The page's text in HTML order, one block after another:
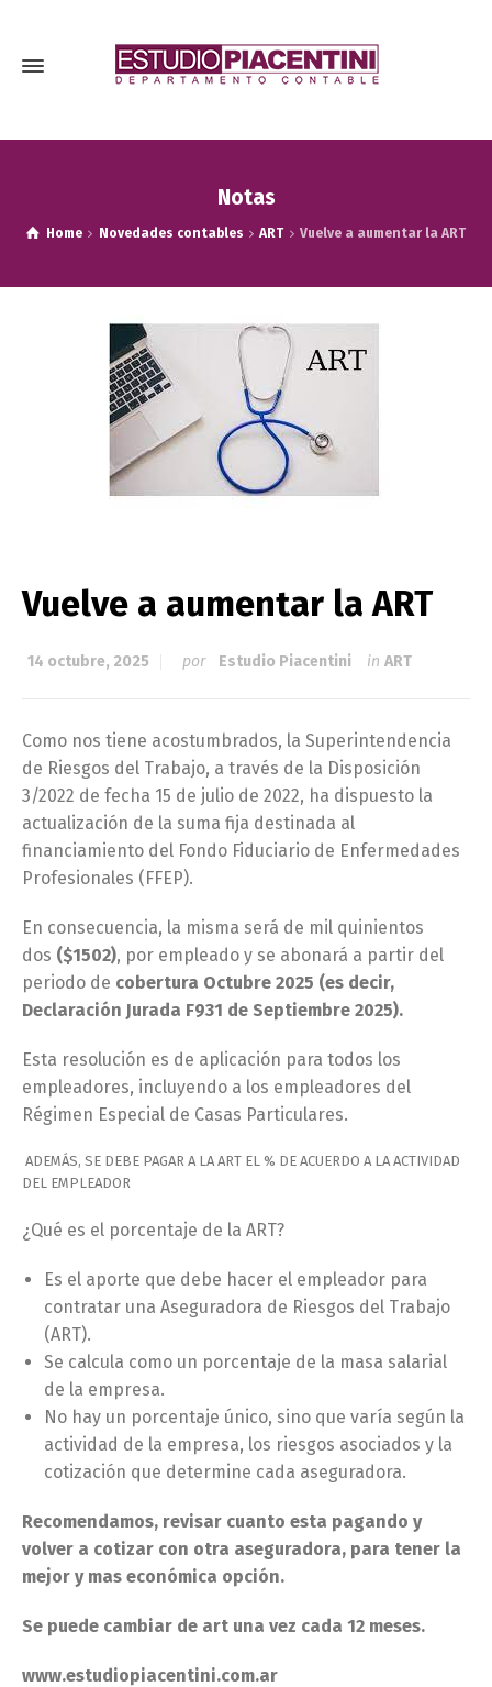
Notas
Home Novedades contables ART Vuelve a aumentar la ART
Vuelve a aumentar la ART
14 octubre, 2025 por Estudio Piacentini in ART
Como nos tiene acostumbrados, la Superintendencia
de Riesgos del Trabajo, a través de la Disposición
3/2022 de fecha 15 de julio de 2022, ha dispuesto la
actualización de la suma fija destinada al
financiamiento del Fondo Fiduciario de Enfermedades
Profesionales (FFEP).
En consecuencia, la misma será de mil quinientos
dos ($1502), por empleado y se abonará a partir del
periodo de cobertura Octubre 2025 (es decir,
Declaración Jurada F931 de Septiembre 2025).
Esta resolución es de aplicación para todos los
empleadores, incluyendo a los empleadores del
Régimen Especial de Casas Particulares.
ADEMÁS, SE DEBE PAGAR A LA ART EL % DE ACUERDO A LA ACTIVIDAD
DEL EMPLEADOR
¿Qué es el porcentaje de la ART?
Es el aporte que debe hacer el empleador para
contratar una Aseguradora de Riesgos del Trabajo
(ART).
Se calcula como un porcentaje de la masa salarial
de la empresa.
No hay un porcentaje único, sino que varía según la
actividad de la empresa, los riesgos asociados y la
cotización que determine cada aseguradora.
Recomendamos, revisar cuanto esta pagando y
volver a cotizar con otra aseguradora, para tener la
mejor y mas económica opción.
Se puede cambiar de art una vez cada 12 meses.
www.estudiopiacentini.com.ar